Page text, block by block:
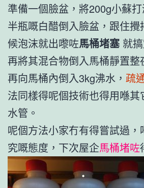
準備一個臉盆，將200g小蘇
半瓶嘅白醋倒入臉盆，跟住
候泡沫就出嚟咗馬桶堵塞 就
再將其混合物倒入馬桶靜置整
再向馬桶內倒入3kg沸水， 疏
法同樣得呢個技術也得用喺
水管。
呢個方法小家冇有得嘗試過
究嘅態度，下次屋企馬桶堵咗